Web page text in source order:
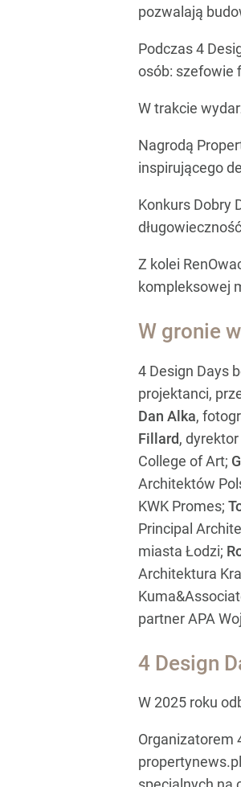
pozwalają
Podczas 4
osób: szefowie
W trakcie
Nagrodą
inspirującego
Konkurs Dobry
Z kolei
kompleksowej
W gronie
4 Design Days
projektanci,
Dan Alka,
Fillard,
College of Art;
Architektów
KWK Promes;
Principal
miasta Łodzi;
Architektura
partner APA
4 Design
W 2025 roku
Organizatorem